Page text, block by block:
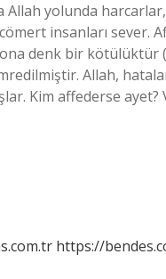
yolunda
insanları sever.
denk bir kötülüktür
Allah,
Kim affederse
https://